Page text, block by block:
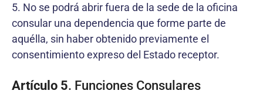
5. No se podrá abrir fuera de la sede de la oficina
consular una dependencia que forme parte de
aquélla, sin haber obtenido previamente el
consentimiento expreso del Estado receptor.
Artículo 5. Funciones Consulares